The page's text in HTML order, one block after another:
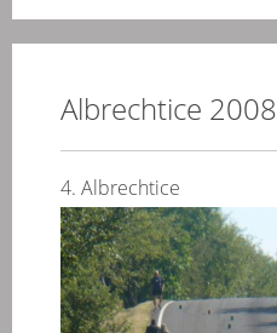
Albrechtice 2008
4. Albrechtice